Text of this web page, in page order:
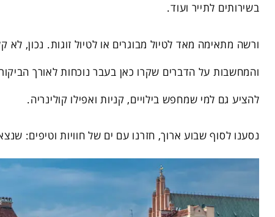
בשירותים לתייר ועוד.
ורשה מתאימה מאד לטיול מבוגרים או לטיול זוגות. נכון,
והמחשבות על הדברים שקרו כאן בעבר נוכחות לאורך
להציע גם למי שמחפש בילויים, קניות ואפילו קולינריה.
נסענו לסוף שבוע ארוך, חזרנו עם ים של חוויות וטיפים: